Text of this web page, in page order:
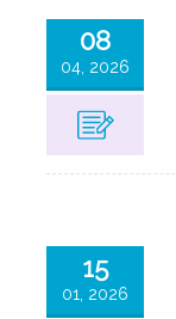
08
04, 2026
15
01, 2026